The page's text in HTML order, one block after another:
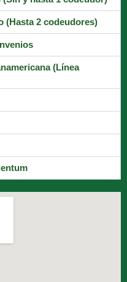
(Hasta 2 codeudores)
(Línea